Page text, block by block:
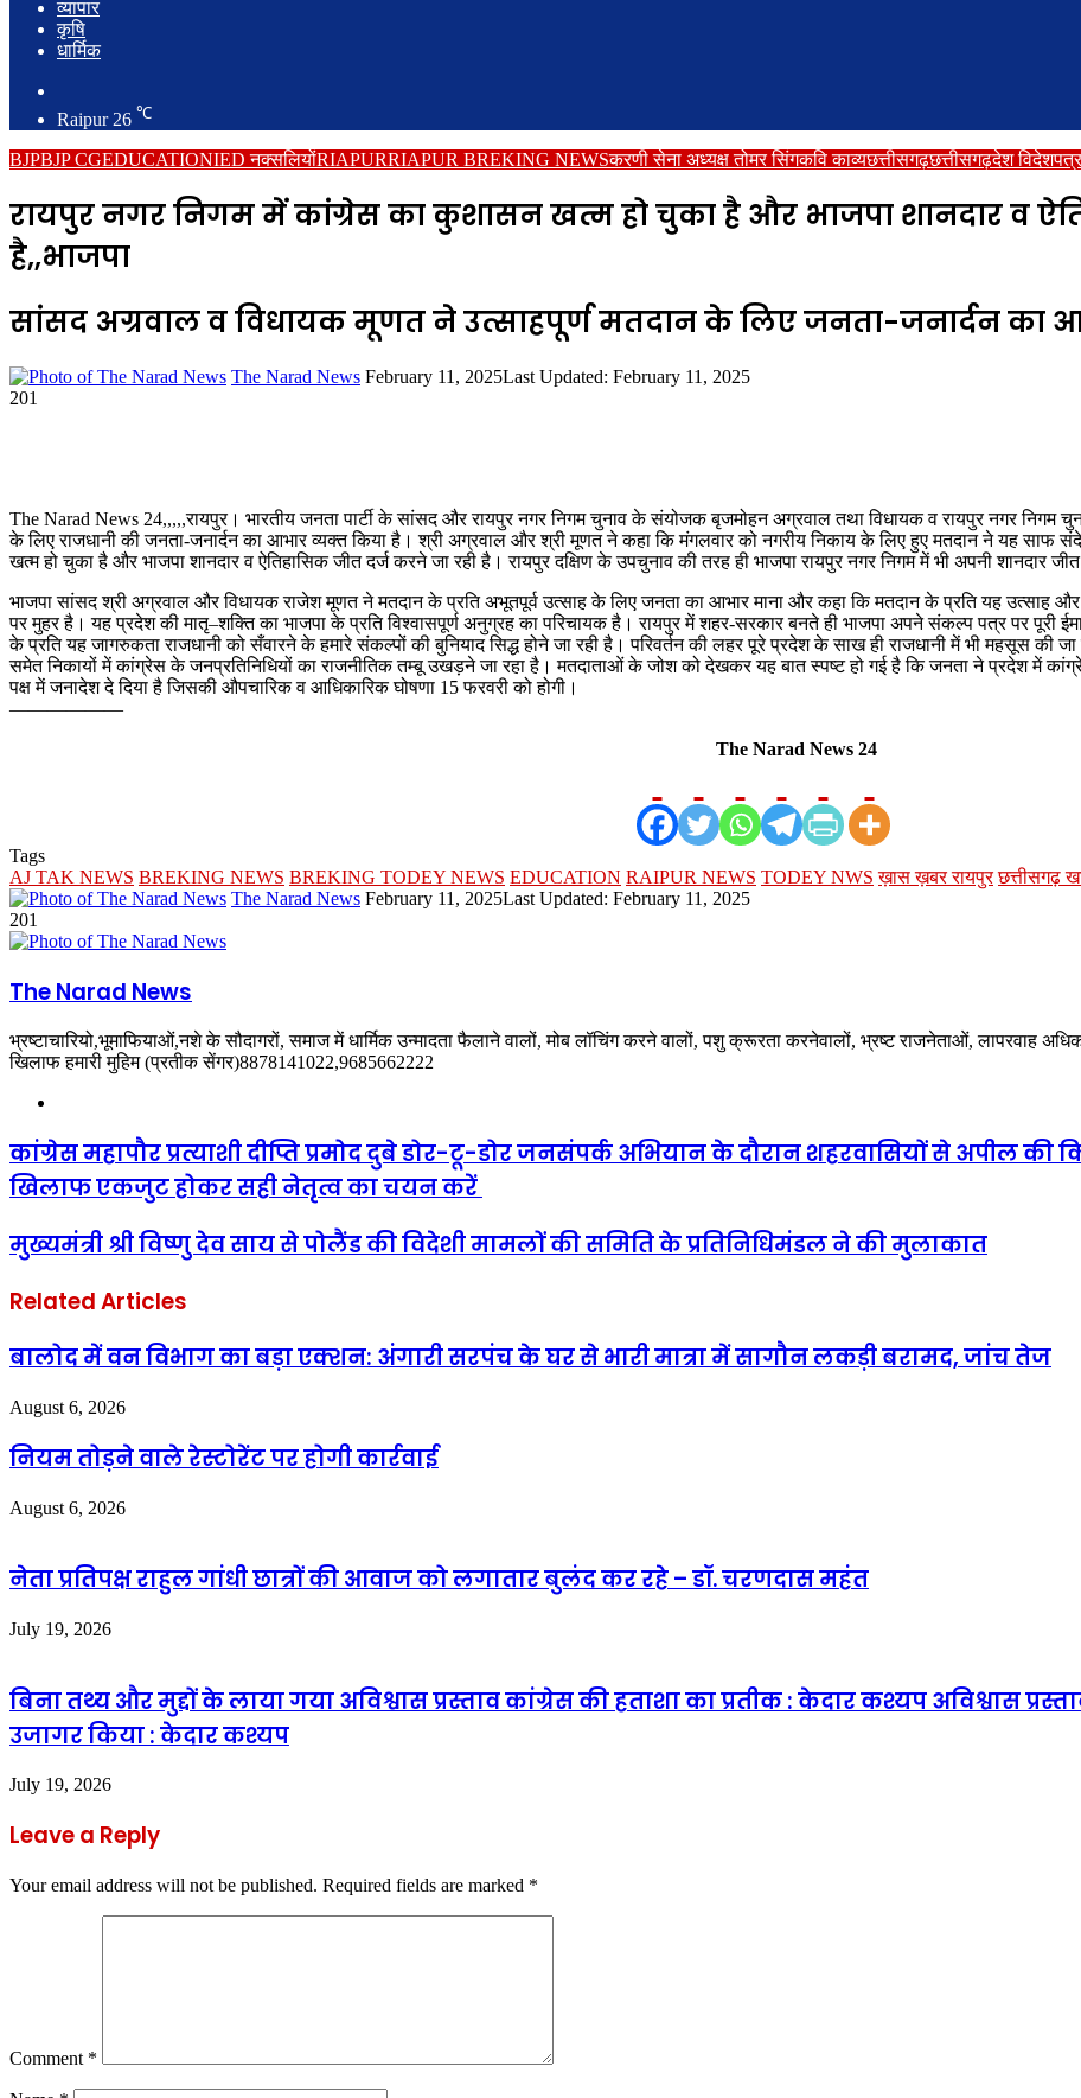
व्यापार
कृषि
धार्मिक
for
Raipur 26 ℃
BJPBJP CGEDUCATIONIED नक्सलियोंRIAPURRIAPUR BREKING NEWSकरणी सेना अध्यक्ष तोमर सिंगकवि काव्यछत्तीसगढ़छत्तीसगढ़देश विदेश
रायपुर नगर निगम में कांग्रेस का कुशासन खत्म हो चुका है और भाजपा शानदार व
है,,भाजपा
सांसद अग्रवाल व विधायक मूणत ने उत्साहपूर्ण मतदान के लिए जनता-जनार्दन का
The Narad News Send
February 11, 2025Last Updated: February 11, 2025
201
The Narad News 24,,,,,रायपुर। भारतीय जनता पार्टी के सांसद और रायपुर नगर निगम चुनाव के संयोजक बृजमोहन अग्रवाल तथा विधायक व रायपुर नगर
के लिए राजधानी की जनता-जनार्दन का आभार व्यक्त किया है। श्री अग्रवाल और श्री मूणत ने कहा कि मंगलवार को नगरीय निकाय के लिए हुए मतदान ने यह साफ
खत्म हो चुका है और भाजपा शानदार व ऐतिहासिक जीत दर्ज करने जा रही है। रायपुर दक्षिण के उपचुनाव की तरह ही भाजपा रायपुर नगर निगम में भी अपनी शानदार जीत
भाजपा सांसद श्री अग्रवाल और विधायक राजेश मूणत ने मतदान के प्रति अभूतपूर्व उत्साह के लिए जनता का आभार माना और कहा कि मतदान के प्रति यह उत्साह
पर मुहर है। यह प्रदेश की मातृ–शक्ति का भाजपा के प्रति विश्वासपूर्ण अनुग्रह का परिचायक है। रायपुर में शहर-सरकार बनते ही भाजपा अपने संकल्प पत्र पर पूरी
के प्रति यह जागरुकता राजधानी को सँवारने के हमारे संकल्पों की बुनियाद सिद्ध होने जा रही है। परिवर्तन की लहर पूरे प्रदेश के साख ही राजधानी में भी महसूस की
समेत निकायों में कांग्रेस के जनप्रतिनिधियों का राजनीतिक तम्बू उखड़ने जा रहा है। मतदाताओं के जोश को देखकर यह बात स्पष्ट हो गई है कि जनता ने प्रदेश में
पक्ष में जनादेश दे दिया है जिसकी औपचारिक व आधिकारिक घोषणा 15 फरवरी को होगी।
——————
The Narad News 24
Tags
AJ TAK NEWS BREKING NEWS BREKING TODEY NEWS EDUCATION RAIPUR NEWS TODEY NWS ख़ास ख़बर रायपुर छत्तीसगढ़
The Narad News Send
February 11, 2025Last Updated: February 11, 2025
201
The Narad News
भ्रष्टाचारियो,भूमाफियाओं,नशे के सौदागरों, समाज में धार्मिक उन्मादता फैलाने वालों, मोब लॉचिंग करने वालों, पशु क्रूरता करनेवालों, भ्रष्ट राजनेताओं, लापरवाह
खिलाफ हमारी मुहिम (प्रतीक सेंगर)8878141022,9685662222
कांग्रेस महापौर प्रत्याशी दीप्ति प्रमोद दुबे डोर-टू-डोर जनसंपर्क अभियान के दौरान शहरवासियों से अपील
खिलाफ एकजुट होकर सही नेतृत्व का चयन करें
मुख्यमंत्री श्री विष्णु देव साय से पोलैंड की विदेशी मामलों की समिति के प्रतिनिधिमंडल ने की मुलाकात
Related Articles
बालोद में वन विभाग का बड़ा एक्शन: अंगारी सरपंच के घर से भारी मात्रा में सागौन लकड़ी बरामद, जांच तेज
August 6, 2026
नियम तोड़ने वाले रेस्टोरेंट पर होगी कार्रवाई
August 6, 2026
नेता प्रतिपक्ष राहुल गांधी छात्रों की आवाज को लगातार बुलंद कर रहे – डॉ. चरणदास महंत
July 19, 2026
बिना तथ्य और मुद्दों के लाया गया अविश्वास प्रस्ताव कांग्रेस की हताशा का प्रतीक : केदार कश्यप अविश्वास
उजागर किया : केदार कश्यप
July 19, 2026
Leave a Reply
Your email address will not be published. Required fields are marked *
Comment *